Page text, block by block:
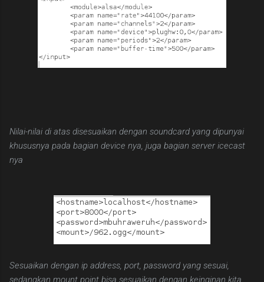
Nilai-nilai di atas disesuaikan dengan soundcard yang dipunyai
khususnya pada bagian device nya, juga bagian server icecast
nya
Sesuaikan dengan ip address, port, password yang sesuai,
sedangkan mount point bisa sesuaikan dengan keinginan kita.